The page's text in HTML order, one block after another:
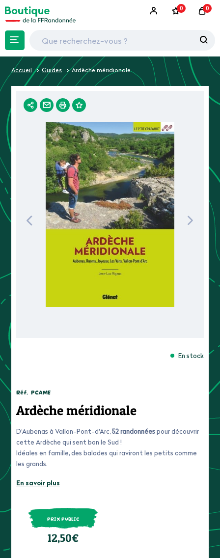
0 0
Accueil Guides Ardèche méridionale
En stock
Réf. PCAME
Ardèche méridionale
D'Aubenas à Vallon-Pont-d'Arc,52 randonnéespour découvrir
cette Ardèche qui sent bon le Sud !
Idéales en famille, des balades qui raviront les petits comme
les grands.
En savoir plus
PRIX PUBLIC
12,50€